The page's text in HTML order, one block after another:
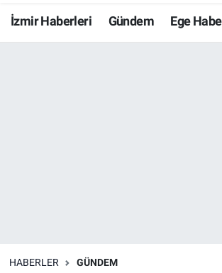
İzmir Haberleri Gündem Ege
HABERLER GÜNDEM
Resmi İlanlar